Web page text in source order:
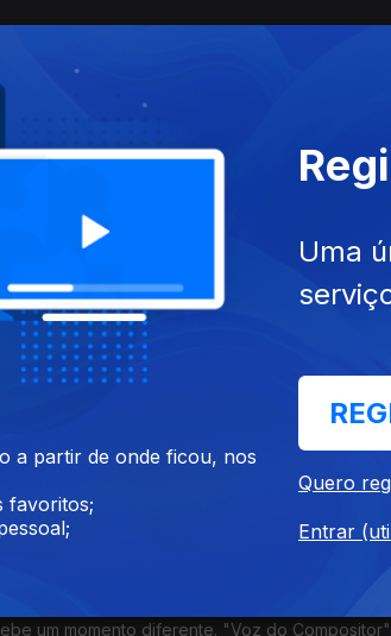
produzido por João Só e Luar, do qual já
Bandeira, Ana Mariano
disco de Ana Mariano e a subida a palco
este ano e assinala a data com a edição
e com dois concertos em Portugal.
um momento diferente. "Voz do
a partir de onde ficou, nos
favoritos;
Uma
Quero
Entrar